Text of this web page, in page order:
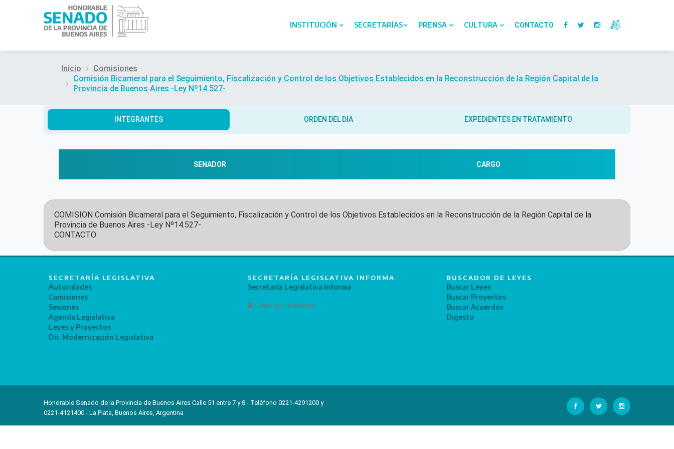
INSTITUCIÓN SECRETARÍAS PRENSA CULTURA CONTACTO
Inicio
Comisiones
Comisión Bicameral para el Seguimiento, Fiscalización y Control de los Objetivos Establecidos en la Reconstrucción de la Región Capital de la
Provincia de Buenos Aires -Ley Nº14.527-
INTEGRANTES ORDEN DEL DIA EXPEDIENTES EN TRATAMIENTO
SENADOR CARGO
COMISION Comisión Bicameral para el Seguimiento, Fiscalización y Control de los Objetivos Establecidos en la Reconstrucción de la Región Capital de la
Provincia de Buenos Aires -Ley Nº14.527-
CONTACTO
Honorable Senado de la Provincia de Buenos Aires Calle 51 entre 7 y 8 - Teléfono 0221-4291200 y
0221-4121400 - La Plata, Buenos Aires, Argentina
SECRETARÍA LEGISLATIVA
Autoridades
Comisiones
Sesiones
Agenda Legislativa
Leyes y Proyectos
Dir. Modernización Legislativa
SECRETARÍA LEGISLATIVA INFORMA
Secretaría Legislativa Informa
Gestor de Contenidos
BUSCADOR DE LEYES
Buscar Leyes
Buscar Proyectos
Buscar Acuerdos
Digesto